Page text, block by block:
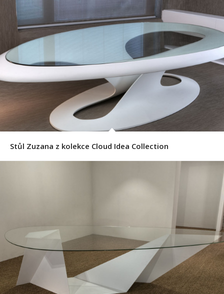
Stůl Zuzana z kolekce Cloud Idea Collection